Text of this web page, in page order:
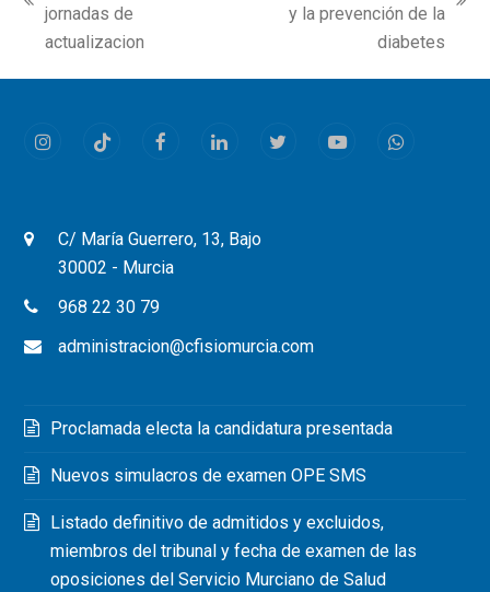
previous
post:
jornadas de
actualizacion
y la prevención de la
diabetes
InstagramTiktok FacebookLinkedInTwitterYoutubeWhatsapp
C/ María Guerrero, 13, Bajo
30002 - Murcia
968 22 30 79
administracion@cfisiomurcia.com
Proclamada electa la candidatura presentada
Nuevos simulacros de examen OPE SMS
Listado definitivo de admitidos y excluidos,
miembros del tribunal y fecha de examen de las
oposiciones del Servicio Murciano de Salud